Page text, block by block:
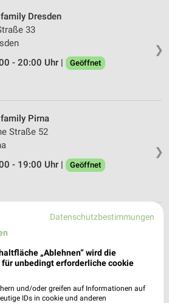
❯
Dresden
33
- 20:00 Uhr |
Geöffnet
❯
Pirna
Straße 52
- 19:00 Uhr |
Geöffnet
family Dresden
Str. 28-30
- 19:00 Uhr | Geöffnet
Datenschutzbestimmungen
„Ablehnen“ wird die
unbedingt erforderliche cookie
und/oder greifen auf Informationen auf
IDs in cookie und anderen